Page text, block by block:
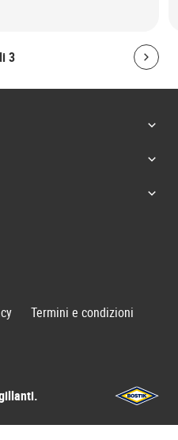
3
Termini e condizioni